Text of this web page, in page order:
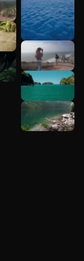
Mehr
anzeigen